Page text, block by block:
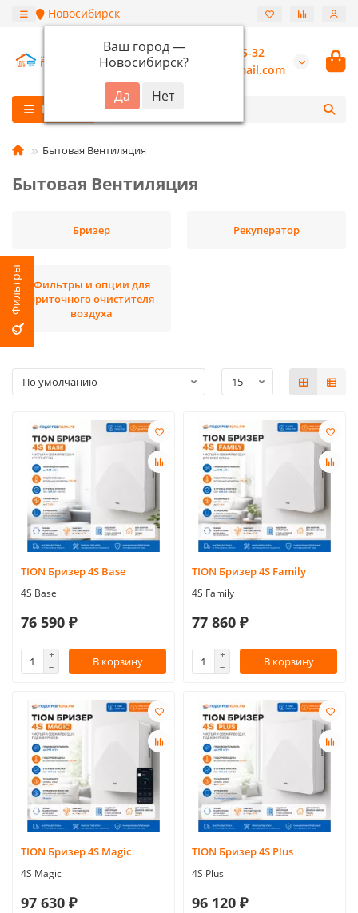
Новосибирск
Ваш город —
Новосибирск?
+7 (913) 987-55-32
burannsk@gmail.com
Каталог
Бытовая Вентиляция
Бытовая Вентиляция
Бризер Рекуператор
Фильтры и опции для
приточного очистителя
воздуха
TION Бризер 4S Base
4S Base
76 590 ₽
В корзину
TION Бризер 4S Family
4S Family
77 860 ₽
В корзину
TION Бризер 4S Magic
4S Magic
97 630 ₽
TION Бризер 4S Plus
4S Plus
96 120 ₽